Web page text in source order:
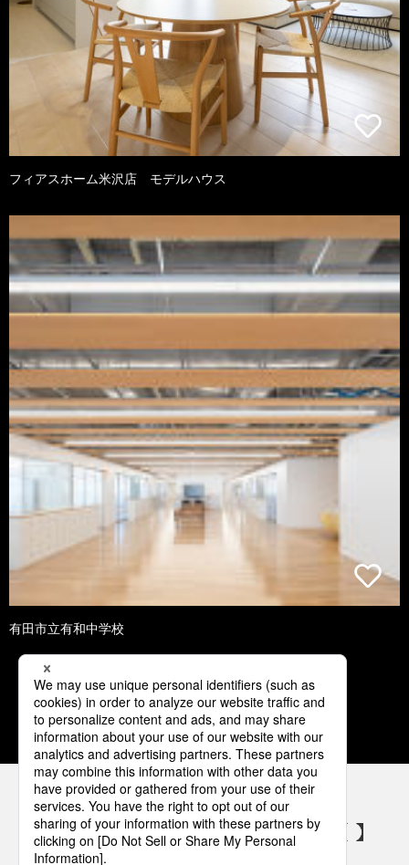
フィアスホーム米沢店 モデルハウス
有田市立有和中学校
1 2 3 4 5
パナソニックの電気設備 SNSアカウント